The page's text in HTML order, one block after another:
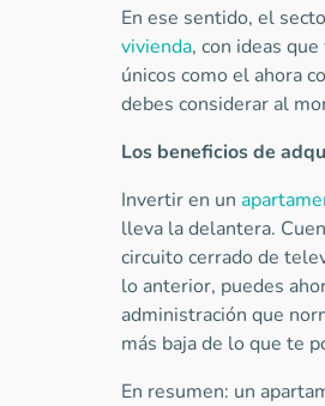
En ese sentido, el
vivienda, con ideas
únicos como el ahora
debes considerar al
Los beneficios de
Invertir en un
lleva la delantera.
circuito cerrado de
lo anterior, puedes
administración que
más baja de lo que te
En resumen: un